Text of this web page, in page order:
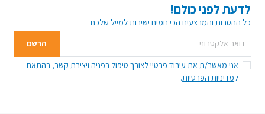
לדעת לפני כולם!
כל ההטבות והמבצעים הכי חמים ישירות למייל שלכם
הרשם
אני מאשר/ת את עיבוד פרטיי לצורך טיפול בפניה ויצירת קשר, בהתאם
למדיניות הפרטיות.